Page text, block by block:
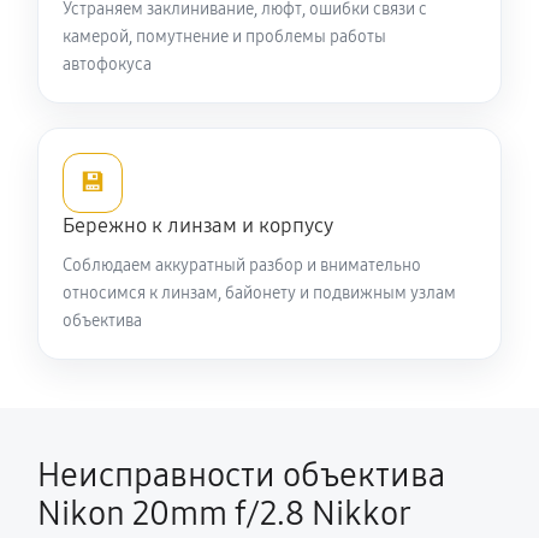
Устраняем заклинивание, люфт, ошибки связи с
камерой, помутнение и проблемы работы
автофокуса
💾
Бережно к линзам и корпусу
Соблюдаем аккуратный разбор и внимательно
относимся к линзам, байонету и подвижным узлам
объектива
Неисправности объектива
Nikon 20mm f/2.8 Nikkor